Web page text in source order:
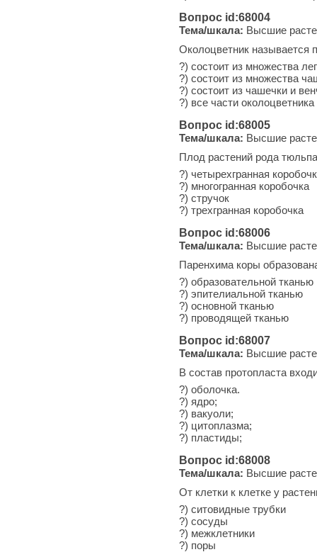
Вопрос id:68004
Тема/шкала: Высшие
Околоцветник называется
?) состоит из множества
?) состоит из множества
?) состоит из чашечки и
?) все части
Вопрос id:68005
Тема/шкала: Высшие
Плод растений рода
?) четырехгранная
?) многогранная коробочка
?) стручок
?) трехгранная коробочка
Вопрос id:68006
Тема/шкала: Высшие
Паренхима коры
?) образовательной тканью
?) эпителиальной тканью
?) основной тканью
?) проводящей тканью
Вопрос id:68007
Тема/шкала: Высшие
В состав протопласта
?) оболочка.
?) ядро;
?) вакуоли;
?) цитоплазма;
?) пластиды;
Вопрос id:68008
Тема/шкала: Высшие
От клетки к клетке у
?) ситовидные трубки
?) сосуды
?) межклетники
?) поры